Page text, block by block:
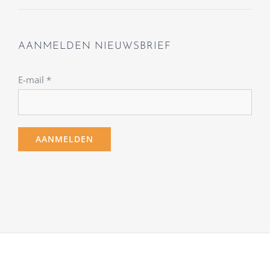
AANMELDEN NIEUWSBRIEF
E-mail *